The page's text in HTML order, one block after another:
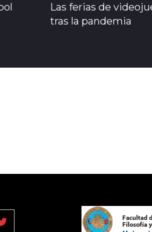
Las ferias de
tras la pandemia